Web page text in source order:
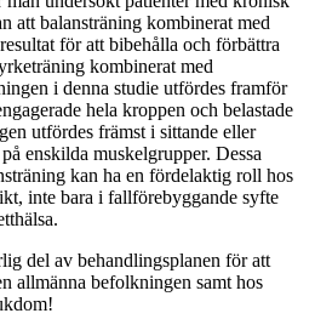
att balansträning kombinerat med
för att bibehålla och förbättra
kombinerat med
i denna studie utfördes framför
hela kroppen och belastade
utfördes främst i sittande eller
enskilda muskelgrupper. Dessa
kan ha en fördelaktig roll hos
inte bara i fallförebyggande syfte
del av behandlingsplanen för att
allmänna befolkningen samt hos